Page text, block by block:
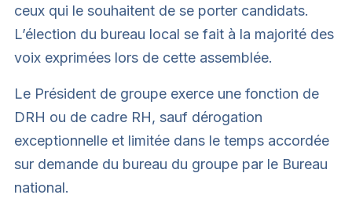
ceux qui le souhaitent de se porter candidats.
L’élection du bureau local se fait à la majorité des
voix exprimées lors de cette assemblée.
Le Président de groupe exerce une fonction de
DRH ou de cadre RH, sauf dérogation
exceptionnelle et limitée dans le temps accordée
sur demande du bureau du groupe par le Bureau
national.